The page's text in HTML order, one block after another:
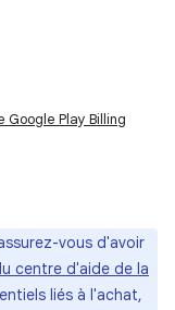
Play Billing
vous d'avoir
centre d'aide de la
liés à l'achat,